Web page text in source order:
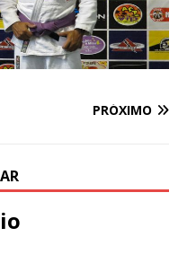
PRÓXIMO